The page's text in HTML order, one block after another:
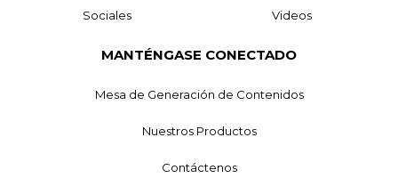
Sociales Videos
MANTÉNGASE CONECTADO
Mesa de Generación de Contenidos
Nuestros Productos
Contáctenos